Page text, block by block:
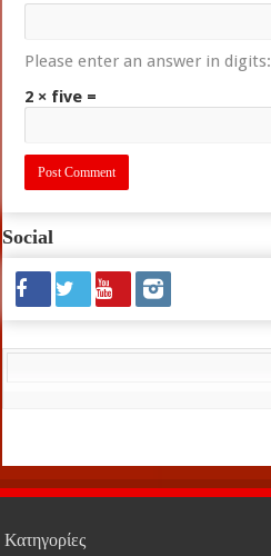
Please enter an answer in digits:
2 × five =
Social
Κατηγορίες